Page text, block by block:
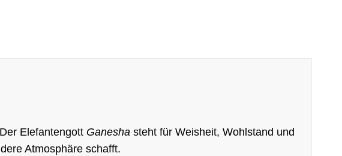
Elefantengott Ganesha steht für Weisheit, Wohlstand und
Atmosphäre schafft.